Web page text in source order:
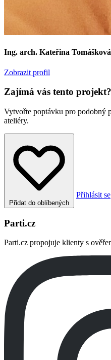
Ing. arch. Kateřina Tomášková
Zobrazit profil
Zajímá vás tento projekt?
Vytvořte poptávku pro podobný
ateliéry.
Přidat do oblíbených
Přihlásit se
Parti.cz
Parti.cz propojuje klienty s